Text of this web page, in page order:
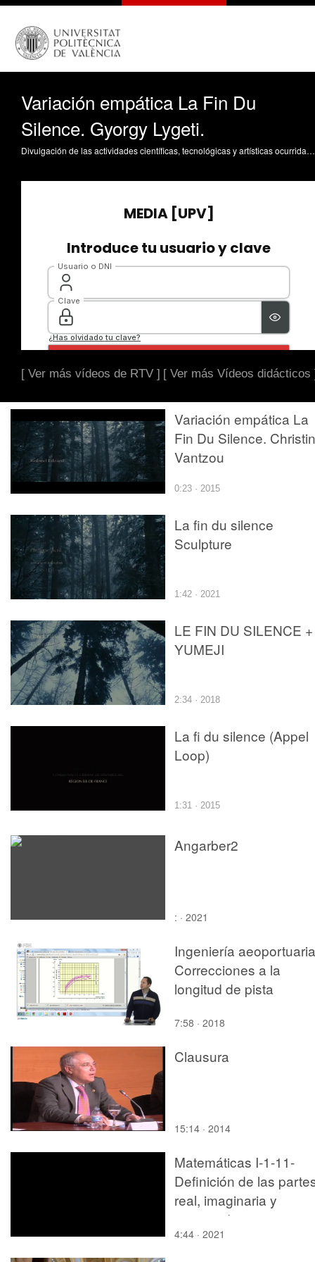
Variación empática La Fin Du
Silence. Gyorgy Lygeti.
Divulgación de las actividades científicas, tecnológicas y artísticas ocurridas en los tres campus de la UPV
[ Ver más vídeos de RTV ] [ Ver más Vídeos didácticos
Variación empática La
Fin Du Silence.
Vantzou
0:23 · 2015
La fin du silence
Sculpture
1:42 · 2021
LE FIN DU SILENCE +
YUMEJI
2:34 · 2018
La fi du silence (Appel
Loop)
1:31 · 2015
Angarber2
: · 2021
Ingeniería
Correcciones a la
longitud de pista
7:58 · 2018
Clausura
15:14 · 2014
Matemáticas I-1-11-
Definición de las
real, imaginaria y
conjugado
4:44 · 2021